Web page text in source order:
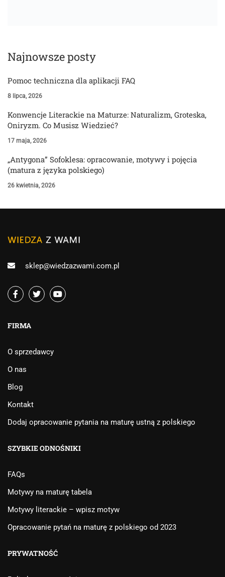
Najnowsze posty
Pomoc techniczna dla aplikacji FAQ
8 lipca, 2026
Konwencje Literackie na Maturze: Naturalizm, Groteska,
Oniryzm. Co Musisz Wiedzieć?
17 maja, 2026
„Antygona” Sofoklesa: opracowanie, motywy i pojęcia
(matura z języka polskiego)
26 kwietnia, 2026
sklep@wiedzazwami.com.pl
FIRMA
O sprzedawcy
O nas
Blog
Kontakt
Dodaj opracowanie pytania na maturę ustną z polskiego
SZYBKIE ODNOŚNIKI
FAQs
Motywy na maturę tabela
Motywy literackie – wpisz motyw
Opracowanie pytań na maturę z polskiego od 2023
PRYWATNOŚĆ